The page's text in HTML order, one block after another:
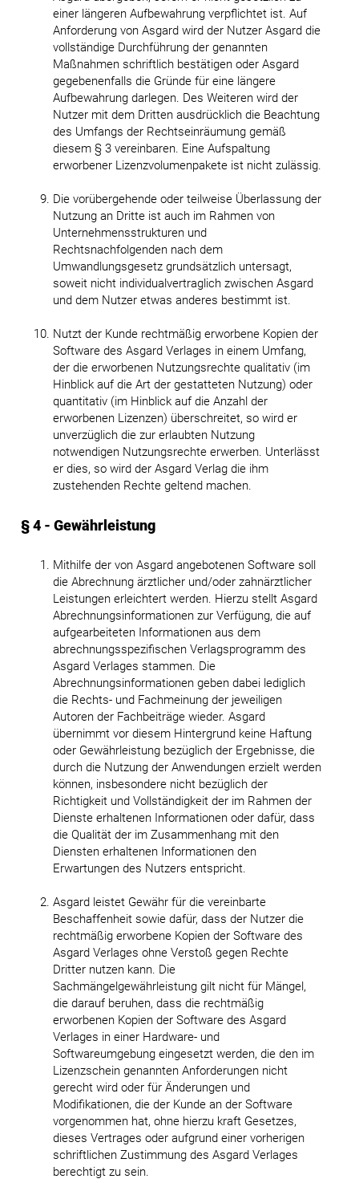
einer längeren Aufbewahrung verpflichtet ist. Auf
Anforderung von Asgard wird der Nutzer Asgard die
vollständige Durchführung der genannten
Maßnahmen schriftlich bestätigen oder Asgard
gegebenenfalls die Gründe für eine längere
Aufbewahrung darlegen. Des Weiteren wird der
Nutzer mit dem Dritten ausdrücklich die Beachtung
des Umfangs der Rechtseinräumung gemäß
diesem § 3 vereinbaren. Eine Aufspaltung
erworbener Lizenzvolumenpakete ist nicht zulässig.
Die vorübergehende oder teilweise Überlassung der
Nutzung an Dritte ist auch im Rahmen von
Unternehmensstrukturen und
Rechtsnachfolgenden nach dem
Umwandlungsgesetz grundsätzlich untersagt,
soweit nicht individualvertraglich zwischen Asgard
und dem Nutzer etwas anderes bestimmt ist.
Nutzt der Kunde rechtmäßig erworbene Kopien der
Software des Asgard Verlages in einem Umfang,
der die erworbenen Nutzungsrechte qualitativ (im
Hinblick auf die Art der gestatteten Nutzung) oder
quantitativ (im Hinblick auf die Anzahl der
erworbenen Lizenzen) überschreitet, so wird er
unverzüglich die zur erlaubten Nutzung
notwendigen Nutzungsrechte erwerben. Unterlässt
er dies, so wird der Asgard Verlag die ihm
zustehenden Rechte geltend machen.
§ 4 - Gewährleistung
Mithilfe der von Asgard angebotenen Software soll
die Abrechnung ärztlicher und/oder zahnärztlicher
Leistungen erleichtert werden. Hierzu stellt Asgard
Abrechnungsinformationen zur Verfügung, die auf
aufgearbeiteten Informationen aus dem
abrechnungsspezifischen Verlagsprogramm des
Asgard Verlages stammen. Die
Abrechnungsinformationen geben dabei lediglich
die Rechts- und Fachmeinung der jeweiligen
Autoren der Fachbeiträge wieder. Asgard
übernimmt vor diesem Hintergrund keine Haftung
oder Gewährleistung bezüglich der Ergebnisse, die
durch die Nutzung der Anwendungen erzielt werden
können, insbesondere nicht bezüglich der
Richtigkeit und Vollständigkeit der im Rahmen der
Dienste erhaltenen Informationen oder dafür, dass
die Qualität der im Zusammenhang mit den
Diensten erhaltenen Informationen den
Erwartungen des Nutzers entspricht.
Asgard leistet Gewähr für die vereinbarte
Beschaffenheit sowie dafür, dass der Nutzer die
rechtmäßig erworbene Kopien der Software des
Asgard Verlages ohne Verstoß gegen Rechte
Dritter nutzen kann. Die
Sachmängelgewährleistung gilt nicht für Mängel,
die darauf beruhen, dass die rechtmäßig
erworbenen Kopien der Software des Asgard
Verlages in einer Hardware- und
Softwareumgebung eingesetzt werden, die den im
Lizenzschein genannten Anforderungen nicht
gerecht wird oder für Änderungen und
Modifikationen, die der Kunde an der Software
vorgenommen hat, ohne hierzu kraft Gesetzes,
dieses Vertrages oder aufgrund einer vorherigen
schriftlichen Zustimmung des Asgard Verlages
berechtigt zu sein.